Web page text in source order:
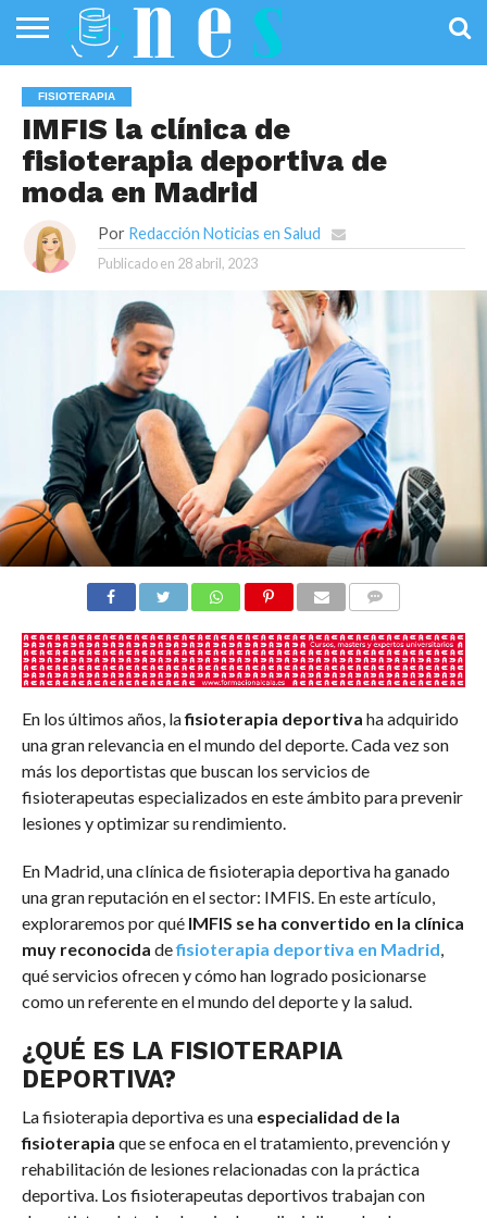
PÚBLICA
SANIDAD
INVESTIGACIÓN
ENTREVISTAS
PROFESIONALES
DE LA SALUD
INFOGRAFÍAS
DE SALUD
OPINIÓN
FISIOTERAPIA
IMFIS la clínica de
fisioterapia deportiva de
moda en Madrid
Por Redacción Noticias en Salud
Publicado en 28 abril, 2023
En los últimos años, lafisioterapia deportiva ha adquirido
una gran relevancia en el mundo del deporte. Cada vez son
más los deportistas que buscan los servicios de
fisioterapeutas especializados en este ámbito para prevenir
lesiones y optimizar su rendimiento.
En Madrid, una clínica de fisioterapia deportiva ha ganado
una gran reputación en el sector: IMFIS. En este artículo,
exploraremos por qué IMFIS se ha convertido en la clínica
muy reconocida defisioterapia deportiva en Madrid,
qué servicios ofrecen y cómo han logrado posicionarse
como un referente en el mundo del deporte y la salud.
¿QUÉ ES LA FISIOTERAPIA
DEPORTIVA?
La fisioterapia deportiva es unaespecialidad de la
fisioterapia que se enfoca en el tratamiento, prevención y
rehabilitación de lesiones relacionadas con la práctica
deportiva. Los fisioterapeutas deportivos trabajan con